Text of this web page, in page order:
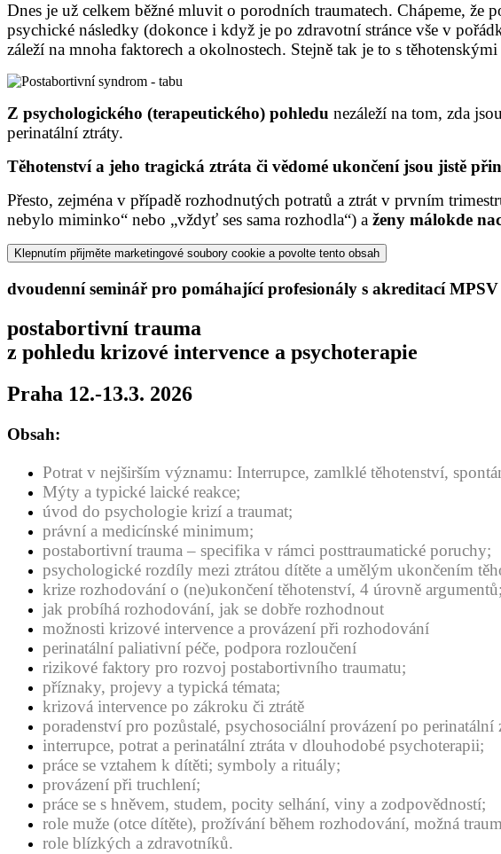
Dnes je už celkem běžné mluvit o porodních traumatech. Chápeme,
psychické následky (dokonce i když je po zdravotní stránce vše v
záleží na mnoha faktorech a okolnostech. Stejně tak je to s
Z psychologického (terapeutického) pohledu nezáleží na tom, zda
perinatální ztráty.
Těhotenství a jeho tragická ztráta či vědomé ukončení jsou jistě
Přesto, zejména v případě rozhodnutých potratů a ztrát v prvním
nebylo miminko“ nebo „vždyť ses sama rozhodla“) a ženy málokde
Klepnutím přijměte marketingové soubory cookie a povolte tento obsah
dvoudenní seminář pro pomáhající profesionály s akreditací MPSV
postabortivní trauma
z pohledu krizové intervence a psychoterapie
Praha 12.-13.3. 2026
Obsah:
Potrat v nejširším významu: Interrupce, zamlklé těhotenství,
Mýty a typické laické reakce;
úvod do psychologie krizí a traumat;
právní a medicínské minimum;
postabortivní trauma – specifika v rámci posttraumatické poruchy;
psychologické rozdíly mezi ztrátou dítěte a umělým ukončením
krize rozhodování o (ne)ukončení těhotenství, 4 úrovně argumentů;
jak probíhá rozhodování, jak se dobře rozhodnout
možnosti krizové intervence a provázení při rozhodování
perinatální paliativní péče, podpora rozloučení
rizikové faktory pro rozvoj postabortivního traumatu;
příznaky, projevy a typická témata;
krizová intervence po zákroku či ztrátě
poradenství pro pozůstalé, psychosociální provázení po perinatální
interrupce, potrat a perinatální ztráta v dlouhodobé psychoterapii;
práce se vztahem k dítěti; symboly a rituály;
provázení při truchlení;
práce se s hněvem, studem, pocity selhání, viny a zodpovědností;
role muže (otce dítěte), prožívání během rozhodování, možná
role blízkých a zdravotníků.